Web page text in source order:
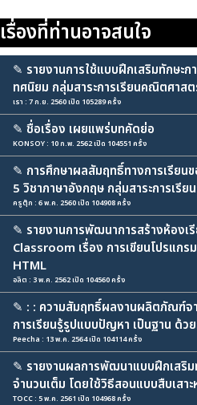
เรื่องที่ท่านอาจสนใจ
✎ รายงานการใช้แบบฝึกเสริมทักษะ
ทศนิยม กลุ่มสาระการเรียนคณิตศาส
เรา : 7 ก.ย. 2560 เปิด 105289 ครั้ง
✎ ชื่อเรื่อง เผยแพร่บทคัดย่อ
KONSOY : 10 ก.พ. 2562 เปิด 104551 ครั้ง
✎ การศึกษาผลสัมฤทธิ์ทางการเรียน
5 วิชาภาษาอังกฤษ กลุ่มสาระการเรีย
ครูตุ๊ก : 6 พ.ค. 2560 เปิด 104908 ครั้ง
✎ รายงานการพัฒนาการสร้างห้อง
Classroom เรื่อง การเขียนโปรแก
HTML
อลิต : 3 พ.ค. 2562 เปิด 104560 ครั้ง
✎ : : ความสัมฤทธิ์ผลงานผลิตภัณฑ์จ
การเรียนรู้รูปแบบปัญหา เป็นฐาน ด้ว
Peecha : 13 พ.ค. 2564 เปิด 104114 ครั้ง
✎ รายงานผลการพัฒนาแบบฝึกเสริ
จำนวนเต็ม โดยใช้วิธีสอนแบบสืบเสา
TOCC : 5 พ.ค. 2561 เปิด 104968 ครั้ง